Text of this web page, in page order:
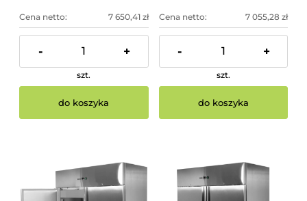
Cena netto: 7 650,41 zł
- +
szt.
do koszyka
Cena netto: 7 055,28 zł
- +
szt.
do koszyka